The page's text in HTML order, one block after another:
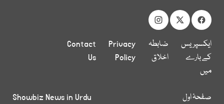
ایکسپریس
کے بارے
میں
ضابطہ
اخلاق
Privacy
Policy
Contact
Us
صفحۂ اول
Showbiz News in Urdu